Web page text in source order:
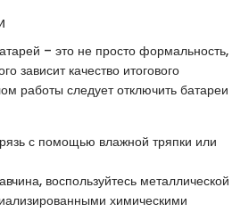
– это не просто формальность,
зависит качество итогового
работы следует отключить батареи
с помощью влажной тряпки или
воспользуйтесь металлической
химическими